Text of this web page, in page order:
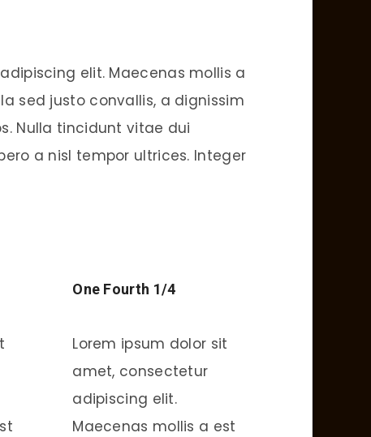
elit. Maecenas mollis a
sed justo convallis, a dignissim
Nulla tincidunt vitae dui
a nisl tempor ultrices. Integer
One Fourth 1/4
Lorem ipsum dolor sit
amet, consectetur
adipiscing elit.
Maecenas mollis a est